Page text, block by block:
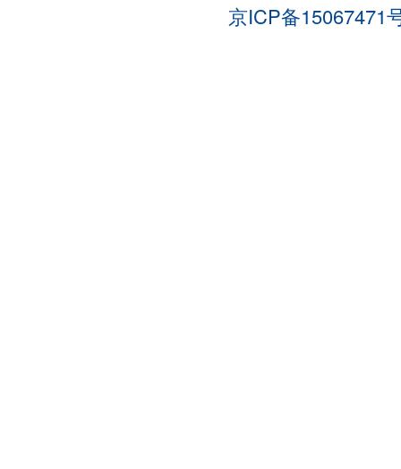
京ICP备15067471